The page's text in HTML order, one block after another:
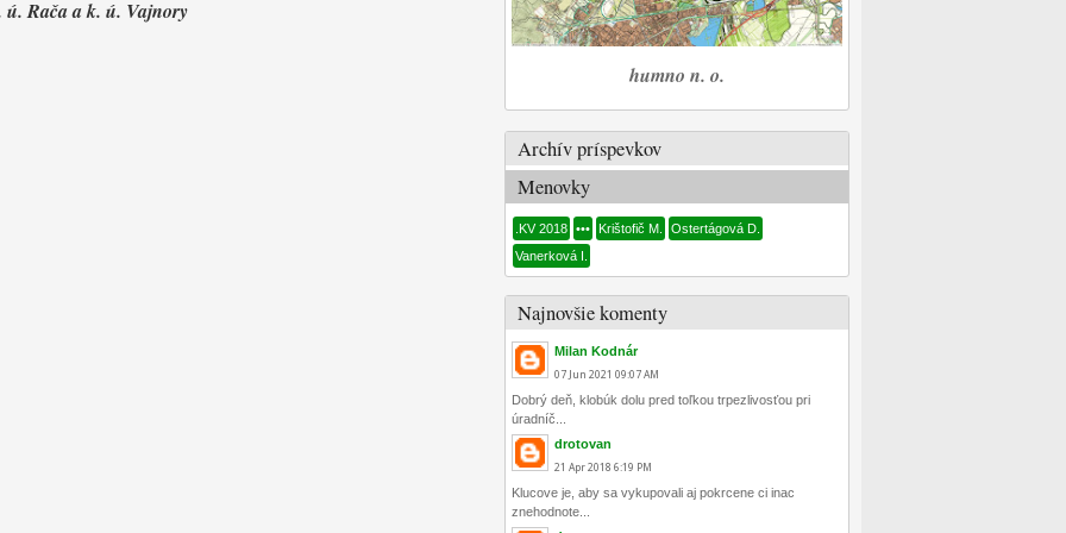
ú. Rača a k. ú. Vajnory
humno n. o.
Archív príspevkov
Menovky
.KV 2018 ••• Krištofič M.
Ostertágová D.
Vanerková I.
Najnovšie komenty
Milan Kodnár
07 Jun 2021 09:07 AM
Dobrý deň, klobúk dolu pred toľkou trpezlivosťou pri
úradníč...
drotovan
21 Apr 2018 6:19 PM
Klucove je, aby sa vykupovali aj pokrcene ci inac
znehodnote...